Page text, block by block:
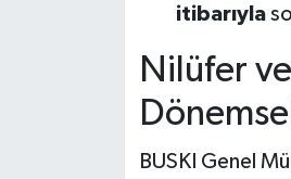
itibarıyla
Nilüfer
BUSKI Genel